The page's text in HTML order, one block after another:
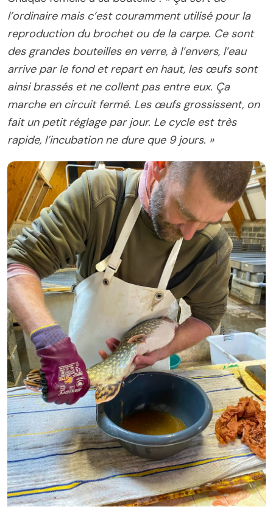
l’ordinaire mais c’est couramment utilisé pour la
reproduction du brochet ou de la carpe. Ce sont
des grandes bouteilles en verre, à l’envers, l’eau
arrive par le fond et repart en haut, les œufs sont
ainsi brassés et ne collent pas entre eux. Ça
marche en circuit fermé. Les œufs grossissent, on
fait un petit réglage par jour. Le cycle est très
rapide, l’incubation ne dure que 9 jours. »